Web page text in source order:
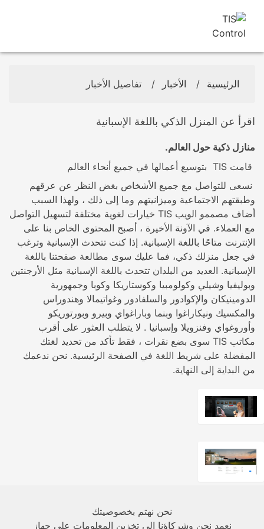
الرئيسية / الأخبار / تفاصيل الأخبار
اقرأ عن المنزل الذكي باللغة الإسبانية
منازل ذكية حول العالم.
قامت TIS بتوسيع أعمالها في جميع أنحاء العالم
نسعى للتواصل مع جميع الأشخاص بغض النظر عن عرقهم
وطبقتهم الاجتماعية وميزانيتهم وما إلى ذلك ، ولهذا السبب
أضاف مصممو الويب TIS خيارات لغوية مختلفة لتسهيل التواصل
مع العملاء. في الآونة الأخيرة ، أصبح المحتوى الخاص بنا على
الإنترنت متاحًا باللغة الإسبانية. إذا كنت تتحدث الإسبانية وترغب
في جعل منزلك ذكي، فما عليك سوى مطالعة صفحتنا باللغة
الإسبانية. العديد من البلدان تتحدث باللغة الإسبانية مثل الأرجنتين
وبوليفيا وشيلي وكولومبيا وكوستاريكا وكوبا وجمهورية
الدومينيكان والإكوادور والسلفادور وغواتيمالا وهندوراس
والمكسيك ونيكاراغوا وبنما وباراغواي وبيرو وبورتوريكو
وأوروغواي وفنزويلا وإسبانيا . لا يتطلب العثور على أقرب
مكاتب TIS سوى بضع نقرات ، فقط تأكد من تحديد لغتك
المفضلة على شريط اللغة في الصفحة الرئيسية. نحن ندعمك
من البداية إلى النهاية.
عن الشركة
نحن نهتم بخصوصيتك
نعمد نحن وشركاؤنا إلى تخزين المعلومات على جهاز